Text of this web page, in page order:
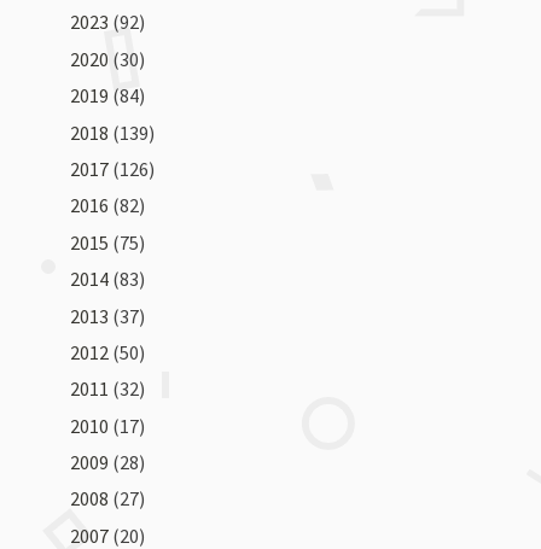
2023 (92)
2020 (30)
2019 (84)
2018 (139)
2017 (126)
2016 (82)
2015 (75)
2014 (83)
2013 (37)
2012 (50)
2011 (32)
2010 (17)
2009 (28)
2008 (27)
2007 (20)